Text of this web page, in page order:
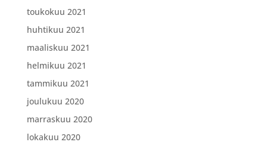
toukokuu 2021
huhtikuu 2021
maaliskuu 2021
helmikuu 2021
tammikuu 2021
joulukuu 2020
marraskuu 2020
lokakuu 2020